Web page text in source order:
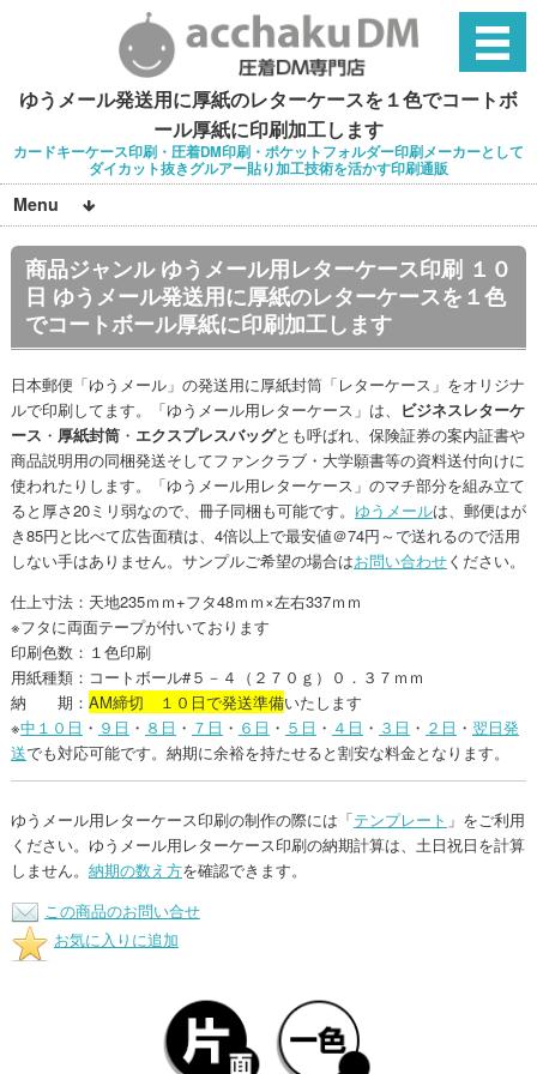
ゆうメール発送用に厚紙のレターケースを１色でコートボ
ール厚紙に印刷加工します
カードキーケース印刷・圧着DM印刷・ポケットフォルダー印刷メーカーとして
ダイカット抜きグルアー貼り加工技術を活かす印刷通販
Menu
商品ジャンル ゆうメール用レターケース印刷 １０
日 ゆうメール発送用に厚紙のレターケースを１色
でコートボール厚紙に印刷加工します
日本郵便「ゆうメール」の発送用に厚紙封筒「レターケース」をオリジナ
ルで印刷してます。「ゆうメール用レターケース」は、
ビジネスレターケ
ース ・ 厚紙封筒・ エクスプレスバッグとも呼ばれ、保険証券の案内証書や
商品説明用の同梱発送そしてファンクラブ・大学願書等の資料送付向けに
使われたりします。「ゆうメール用レターケース」のマチ部分を組み立て
ると厚さ20ミリ弱なので、冊子同梱も可能です。 ゆうメールは、郵便はが
き85円と比べて広告面積は、4倍以上で最安値＠74円～で送れるので活用
しない手はありません。サンプルご希望の場合はお問い合わせください。
仕上寸法：天地235ｍｍ+フタ48ｍｍ×左右337ｍｍ
※フタに両面テープが付いております
印刷色数：１色印刷
用紙種類：コートボール#５－４（２７０ｇ）０．３７ｍｍ
納 期： AM締切 １０日で発送準備いたします
※中１０日 ・ ９日 ・ ８日 ・ ７日 ・ ６日 ・ ５日 ・ ４日 ・ ３日 ・ ２日 ・ 翌日発
送でも対応可能です。納期に余裕を持たせると割安な料金となります。
ゆうメール用レターケース印刷の制作の際には「テンプレート 」をご利用
ください。ゆうメール用レターケース印刷の納期計算は、土日祝日を計算
しません。 納期の数え方を確認できます。
この商品のお問い合せ
お気に入りに追加